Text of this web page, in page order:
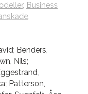
, Business
,
Benders,
Nils;
Patterson,